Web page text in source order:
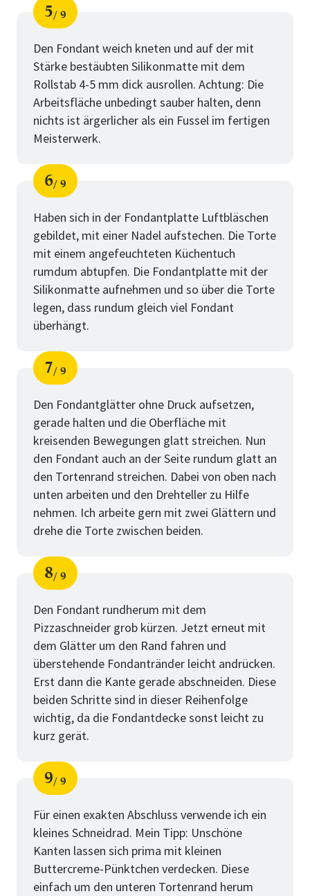
Schritt
5
von
9
Den Fondant weich kneten und auf der mit
Stärke bestäubten Silikonmatte mit dem
Rollstab 4-5 mm dick ausrollen. Achtung: Die
Arbeitsfläche unbedingt sauber halten, denn
nichts ist ärgerlicher als ein Fussel im fertigen
Meisterwerk.
Schritt
6
von
9
Haben sich in der Fondantplatte Luftbläschen
gebildet, mit einer Nadel aufstechen. Die Torte
mit einem angefeuchteten Küchentuch
rumdum abtupfen. Die Fondantplatte mit der
Silikonmatte aufnehmen und so über die Torte
legen, dass rundum gleich viel Fondant
überhängt.
Schritt
7
von
9
Den Fondantglätter ohne Druck aufsetzen,
gerade halten und die Oberfläche mit
kreisenden Bewegungen glatt streichen. Nun
den Fondant auch an der Seite rundum glatt an
den Tortenrand streichen. Dabei von oben nach
unten arbeiten und den Drehteller zu Hilfe
nehmen. Ich arbeite gern mit zwei Glättern und
drehe die Torte zwischen beiden.
Schritt
8
von
9
Den Fondant rundherum mit dem
Pizzaschneider grob kürzen. Jetzt erneut mit
dem Glätter um den Rand fahren und
überstehende Fondantränder leicht andrücken.
Erst dann die Kante gerade abschneiden. Diese
beiden Schritte sind in dieser Reihenfolge
wichtig, da die Fondantdecke sonst leicht zu
kurz gerät.
Schritt
9
von
9
Für einen exakten Abschluss verwende ich ein
kleines Schneidrad. Mein Tipp: Unschöne
Kanten lassen sich prima mit kleinen
Buttercreme-Pünktchen verdecken. Diese
einfach um den unteren Tortenrand herum